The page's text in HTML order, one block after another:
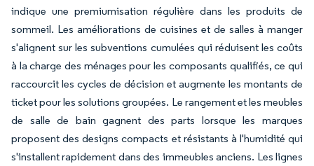
indique une premiumisation régulière dans les produits de
sommeil. Les améliorations de cuisines et de salles à manger
s'alignent sur les subventions cumulées qui réduisent les coûts
à la charge des ménages pour les composants qualifiés, ce qui
raccourcit les cycles de décision et augmente les montants de
ticket pour les solutions groupées. Le rangement et les meubles
de salle de bain gagnent des parts lorsque les marques
proposent des designs compacts et résistants à l'humidité qui
s'installent rapidement dans des immeubles anciens. Les lignes